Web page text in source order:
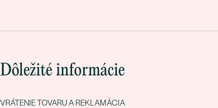
Dôležité informácie
VRÁTENIE TOVARU A REKLAMÁCIA